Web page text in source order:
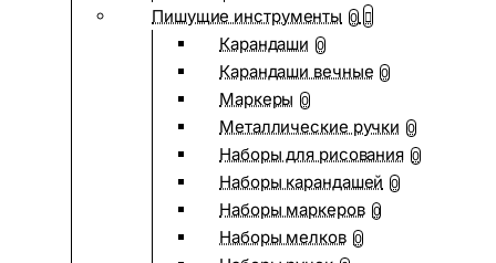
Пишущие инструменты 0
Карандаши 0
Карандаши вечные 0
Маркеры 0
Металлические ручки 0
Наборы для рисования 0
Наборы карандашей 0
Наборы маркеров 0
Наборы мелков 0